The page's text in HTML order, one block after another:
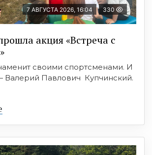
7 АВГУСТА 2026, 16:04 330
акция «Встреча с
своими спортсменами. И
Валерий Павлович Купчинский.